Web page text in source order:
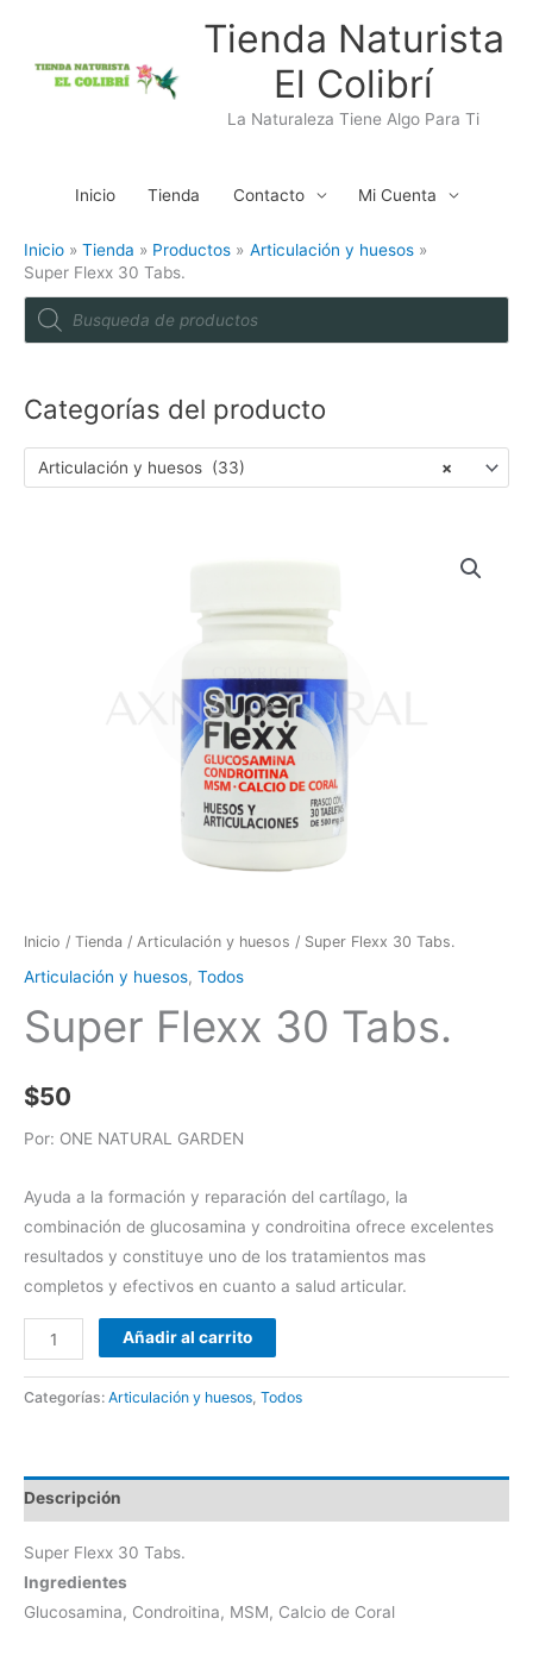
contenido
Tienda Naturista
El Colibrí
La Naturaleza Tiene Algo Para Ti
Inicio Tienda Contacto Mi Cuenta
Inicio Tienda Productos
Articulación y huesos
Super Flexx 30 Tabs.
P
d
s
c
Categorías del producto
×
Articulación y huesos (33)
Inicio / Tienda / Articulación y huesos / Super Flexx 30 Tabs.
Articulación y huesos, Todos
Super Flexx 30 Tabs.
$50
Por: ONE NATURAL GARDEN
Ayuda a la formación y reparación del cartílago, la
combinación de glucosamina y condroitina ofrece excelentes
resultados y constituye uno de los tratamientos mas
completos y efectivos en cuanto a salud articular.
Añadir al carrito
Categorías: Articulación y huesos Todos
Descripción
Super Flexx 30 Tabs.
Ingredientes
Glucosamina, Condroitina, MSM, Calcio de Coral